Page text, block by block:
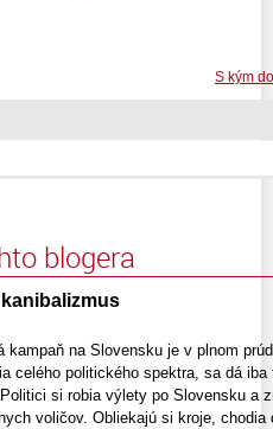
S kým
blogera
kampaň na Slovensku je v plnom
celého politického spektra, sa dá
si robia výlety po Slovensku a
voličov. Obliekajú si kroje,